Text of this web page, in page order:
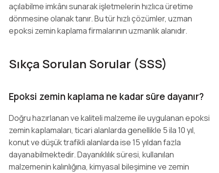
açılabilme imkânı sunarak işletmelerin hızlıca üretime
dönmesine olanak tanır. Bu tür hızlı çözümler, uzman
epoksi zemin kaplama firmalarının uzmanlık alanıdır.
Sıkça Sorulan Sorular (SSS)
Epoksi zemin kaplama ne kadar süre dayanır?
Doğru hazırlanan ve kaliteli malzeme ile uygulanan epoksi
zemin kaplamaları, ticari alanlarda genellikle 5 ila 10 yıl,
konut ve düşük trafikli alanlarda ise 15 yıldan fazla
dayanabilmektedir. Dayanıklılık süresi, kullanılan
malzemenin kalınlığına, kimyasal bileşimine ve zemin